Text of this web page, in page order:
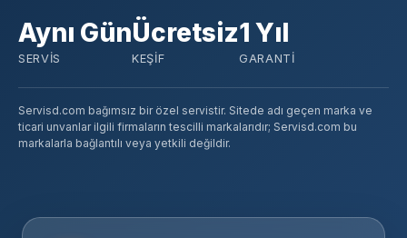
Aynı Gün
SERVIS
Ücretsiz
KEŞIF
1 Yıl
GARANTI
Servisd.com bağımsız bir özel servistir. Sitede adı geçen marka ve
ticari unvanlar ilgili firmaların tescilli markalarıdır; Servisd.com bu
markalarla bağlantılı veya yetkili değildir.